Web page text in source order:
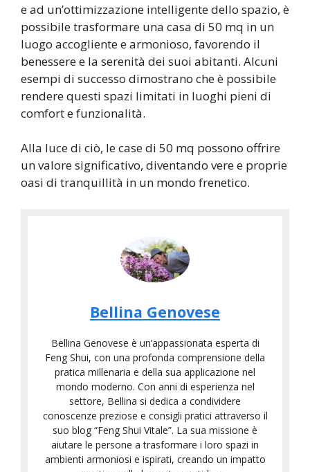
e ad un’ottimizzazione intelligente dello spazio, è
possibile trasformare una casa di 50 mq in un
luogo accogliente e armonioso, favorendo il
benessere e la serenità dei suoi abitanti. Alcuni
esempi di successo dimostrano che è possibile
rendere questi spazi limitati in luoghi pieni di
comfort e funzionalità.
Alla luce di ciò, le case di 50 mq possono offrire
un valore significativo, diventando vere e proprie
oasi di tranquillità in un mondo frenetico.
Bellina Genovese
Bellina Genovese è un’appassionata esperta di
Feng Shui, con una profonda comprensione della
pratica millenaria e della sua applicazione nel
mondo moderno. Con anni di esperienza nel
settore, Bellina si dedica a condividere
conoscenze preziose e consigli pratici attraverso il
suo blog “Feng Shui Vitale”. La sua missione è
aiutare le persone a trasformare i loro spazi in
ambienti armoniosi e ispirati, creando un impatto